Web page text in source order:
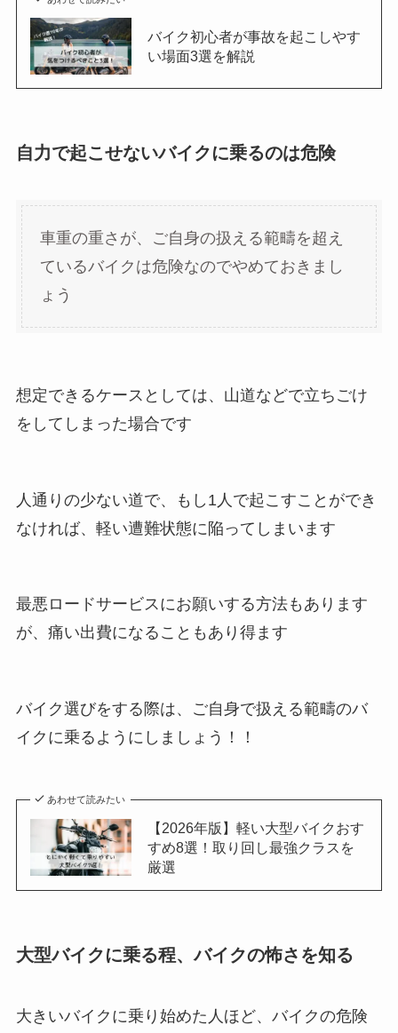
バイク初心者が事故を起こしやす
い場面3選を解説
自力で起こせないバイクに乗るのは危険
車重の重さが、ご自身の扱える範疇を超え
ているバイクは危険なのでやめておきまし
ょう
想定できるケースとしては、山道などで立ちごけ
をしてしまった場合です
人通りの少ない道で、もし1人で起こすことができ
なければ、軽い遭難状態に陥ってしまいます
最悪ロードサービスにお願いする方法もあります
が、痛い出費になることもあり得ます
バイク選びをする際は、ご自身で扱える範疇のバ
イクに乗るようにしましょう！！
あわせて読みたい
【2026年版】軽い大型バイクおす
すめ8選！取り回し最強クラスを
厳選
大型バイクに乗る程、バイクの怖さを知る
大きいバイクに乗り始めた人ほど、バイクの危険